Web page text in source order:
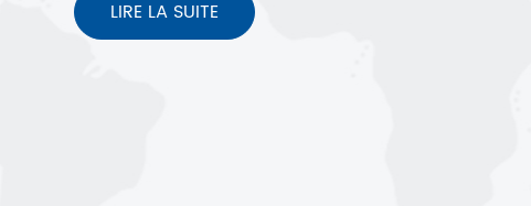
expédition rapide et service après-vente sans soucis.
LIRE LA SUITE